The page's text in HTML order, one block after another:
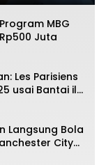
MBG
Juta
Les Parisiens
usai Bantai il
Langsung Bola
City